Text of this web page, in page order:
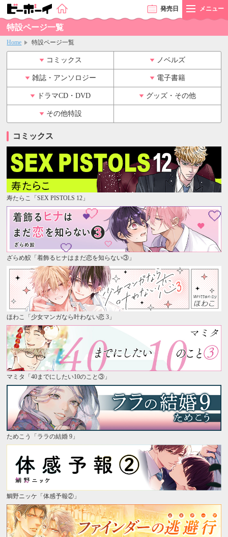
発売日 メニュー
特設ページ一覧
Home 特設ページ一覧
コミックス ノベルズ
雑誌・アンソロジー 電子書籍
ドラマCD・DVD グッズ・その他
その他特設
コミックス
寿たらこ「SEX PISTOLS 12」
ざらめ鮫「着飾るヒナはまだ恋を知らない③」
ほわこ「少女マンガなら叶わない恋 3」
マミタ「40までにしたい10のこと③」
ためこう「ララの結婚 9」
鯛野ニッケ「体感予報②」